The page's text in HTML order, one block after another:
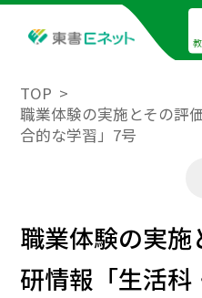
TOP
職業体験の実施とその評
合的な学習」7号
職業体験の実施
研情報「生活科